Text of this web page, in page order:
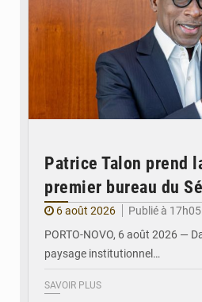
Patrice Talon prend
premier bureau du
6 août 2026
Publié à 17h05
PORTO-NOVO, 6 août 2026 —
paysage institutionnel…
SAVOIR PLUS